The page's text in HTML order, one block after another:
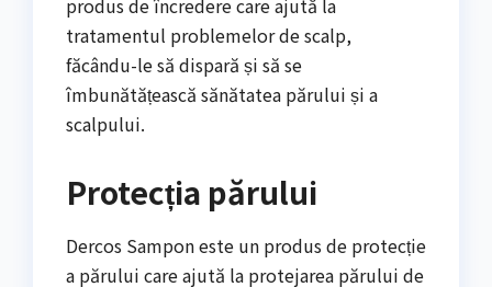
produs de încredere care ajută la
tratamentul problemelor de scalp,
făcându-le să dispară și să se
îmbunătățească sănătatea părului și a
scalpului.
Protecția părului
Dercos Sampon este un produs de protecție
a părului care ajută la protejarea părului de